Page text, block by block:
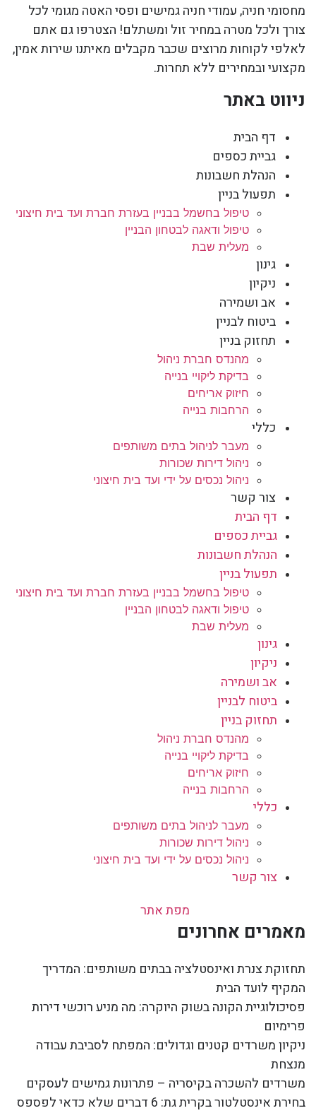
מחסומי חניה, עמודי חניה גמישים ופסי האטה מגומי לכל
צורך ולכל מטרה במחיר זול ומשתלם! הצטרפו גם אתם
לאלפי לקוחות מרוצים שכבר מקבלים מאיתנו שירות אמין,
מקצועי ובמחירים ללא תחרות.
ניווט באתר
דף הבית
גביית כספים
הנהלת חשבונות
תפעול בניין
טיפול בחשמל בבניין בעזרת חברת ועד בית חיצוני
טיפול ודאגה לבטחון הבניין
מעלית שבת
גינון
ניקיון
אב ושמירה
ביטוח לבניין
תחזוק בניין
מהנדס חברת ניהול
בדיקת ליקויי בנייה
חיזוק אריחים
הרחבות בנייה
כללי
מעבר לניהול בתים משותפים
ניהול דירות שכורות
ניהול נכסים על ידי ועד בית חיצוני
צור קשר
דף הבית
גביית כספים
הנהלת חשבונות
תפעול בניין
טיפול בחשמל בבניין בעזרת חברת ועד בית חיצוני
טיפול ודאגה לבטחון הבניין
מעלית שבת
גינון
ניקיון
אב ושמירה
ביטוח לבניין
תחזוק בניין
מהנדס חברת ניהול
בדיקת ליקויי בנייה
חיזוק אריחים
הרחבות בנייה
כללי
מעבר לניהול בתים משותפים
ניהול דירות שכורות
ניהול נכסים על ידי ועד בית חיצוני
צור קשר
מפת אתר
מאמרים אחרונים
תחזוקת צנרת ואינסטלציה בבתים משותפים: המדריך
המקיף לועד הבית
פסיכולוגיית הקונה בשוק היוקרה: מה מניע רוכשי דירות
פרימיום
ניקיון משרדים קטנים וגדולים: המפתח לסביבת עבודה
מנצחת
משרדים להשכרה בקיסריה – פתרונות גמישים לעסקים
בחירת אינסטלטור בקרית גת: 6 דברים שלא כדאי לפספס